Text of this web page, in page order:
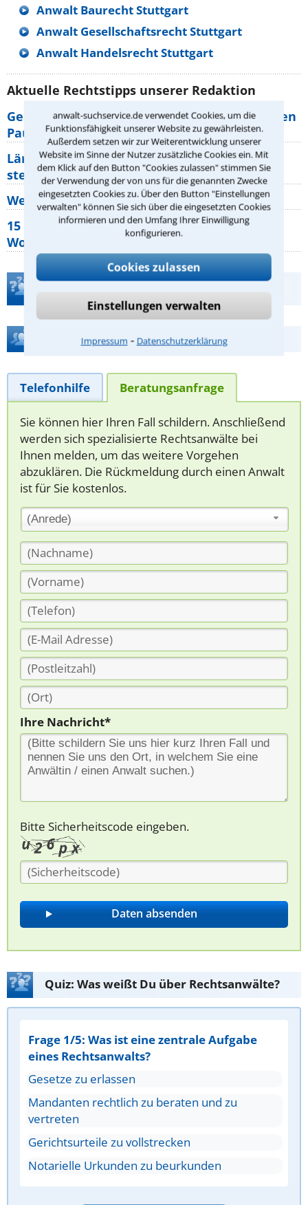
anwalt-suchservice.de verwendet Cookies, um die
Funktionsfähigkeit unserer Website zu gewährleisten.
Außerdem setzen wir zur Weiterentwicklung unserer
Website im Sinne der Nutzer zusätzliche Cookies ein. Mit
dem Klick auf den Button "Cookies zulassen" stimmen Sie
der Verwendung der von uns für die genannten Zwecke
eingesetzten Cookies zu. Über den Button "Einstellungen
verwalten" können Sie sich über die eingesetzten Cookies
informieren und den Umfang Ihrer Einwilligung
konfigurieren.
Cookies zulassen
Einstellungen verwalten
Impressum ⁃ Datenschutzerklärung
Anwalt Baurecht Stuttgart
Anwalt Gesellschaftsrecht Stuttgart
Anwalt Handelsrecht Stuttgart
Aktuelle Rechtstipps unserer Redaktion
Geänderte Abflugzeiten: Welche Rechte haben
Pauschalurlauber?
Lärm von den Nachbarn: Welche Rechte
stehen mir zu?
Wer muss Zweitwohnungssteuer zahlen?
15 elementare Rechte, die jeder
Wohnungseigentümer kennen sollte
Hilfe bei Ihrer Anwaltsuche?
Telefonhilfe Beratungsanfrage
Sie können hier Ihren Fall schildern. Anschließend
werden sich spezialisierte Rechtsanwälte bei
Ihnen melden, um das weitere Vorgehen
abzuklären. Die Rückmeldung durch einen Anwalt
ist für Sie kostenlos.
(Anrede)
Ihre Nachricht*
Bitte Sicherheitscode eingeben.
Quiz: Was weißt Du über Rechtsanwälte?
Frage 1/5: Was ist eine zentrale Aufgabe
eines Rechtsanwalts?
Gesetze zu erlassen
Mandanten rechtlich zu beraten und zu
vertreten
Gerichtsurteile zu vollstrecken
Notarielle Urkunden zu beurkunden